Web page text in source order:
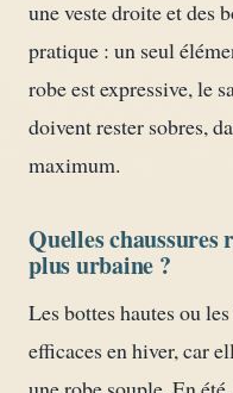
une veste droite et des
pratique : un seul
robe est expressive, le
doivent rester sobres,
maximum.
Quelles chaussures
plus urbaine ?
Les bottes hautes ou
efficaces en hiver, car